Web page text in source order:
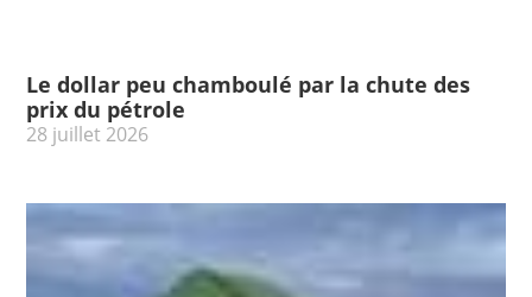
Le dollar peu chamboulé par la chute des
prix du pétrole
28 juillet 2026